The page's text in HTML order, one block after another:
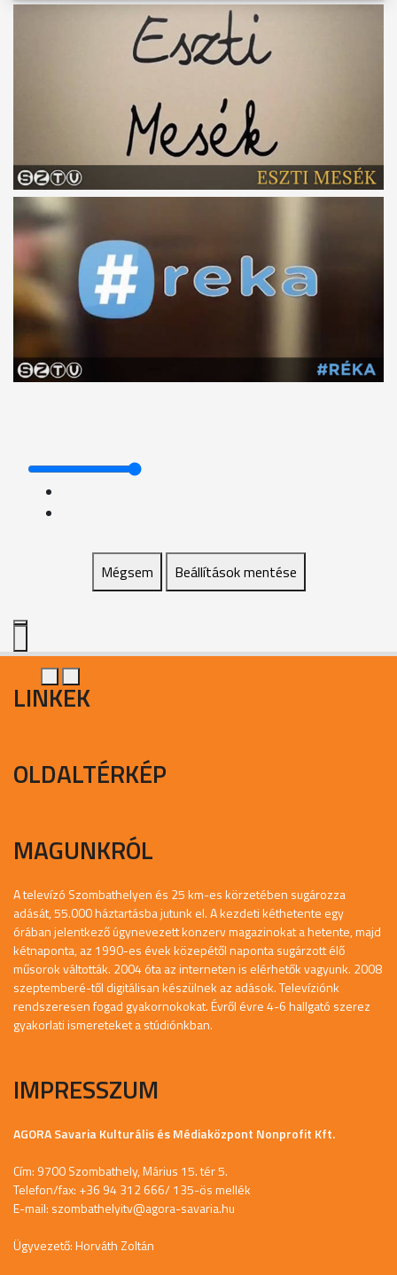
Mégsem Beállítások mentése
LINKEK
OLDALTÉRKÉP
MAGUNKRÓL
A televízó Szombathelyen és 25 km-es körzetében sugározza
adását, 55.000 háztartásba jutunk el. A kezdeti kéthetente egy
órában jelentkező úgynevezett konzerv magazinokat a hetente, majd
kétnaponta, az 1990-es évek közepétől naponta sugárzott élő
műsorok váltották. 2004 óta az interneten is elérhetők vagyunk. 2008
szeptemberé-től digitálisan készülnek az adások. Televíziónk
rendszeresen fogad gyakornokokat. Évről évre 4-6 hallgató szerez
gyakorlati ismereteket a stúdiónkban.
IMPRESSZUM
AGORA Savaria Kulturális és Médiaközpont Nonprofit Kft.
Cím: 9700 Szombathely, Márius 15. tér 5.
Telefon/fax: +36 94 312 666/ 135-ös mellék
E-mail: szombathelyitv@agora-savaria.hu
Ügyvezető: Horváth Zoltán